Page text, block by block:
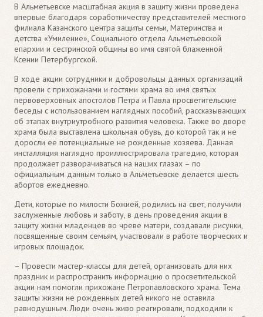
В Альметьевске масштабная акция в защиту жизни проведена
впервые благодаря соработничеству представителей местного
филиала Казанского центра защиты семьи, Материнства и
детства «Умиление», Социального отдела Альметьевской
епархии и сестринской общины во имя святой блаженной
Ксении Петербургской.
В ходе акции сотрудники и добровольцы данных организаций
провели с прихожанами и гостями храма во имя святых
первоверховных апостолов Петра и Павла просветительские
беседы с использованием наглядных пособий, рассказывающих
об этапах внутриутробного развития человека. Также во дворе
храма была выставлена школьная обувь, до которой так и не
доросли ее потенциальные не рожденные хозяева. Данная
инсталляция наглядно проиллюстрировала трагедию, которая
продолжает разворачиваться на наших глазах – по
официальным данным только в Альметьевске делается шесть
абортов ежедневно.
Дети, которые по милости Божией, родились на свет, получили
заслуженные любовь и заботу, в день проведения акции в
защиту жизни младенцев во чреве матери, создавали рисунки,
посвященные своим семьям, участвовали в работе творческих и
игровых площадок.
– Провести мастер-классы для детей, организовать для них
праздник и распространить информацию о просветительской
акции нам помогли прихожане Петропавловского храма. Тема
защиты жизни не рожденных детей никого не оставила
равнодушным. Люди очень живо реагировали, подходили к